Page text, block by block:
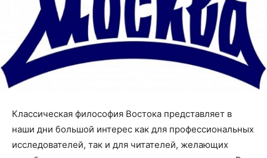
Классическая философия Востока представляет в
наши дни большой интерес как для профессиональных
исследователей, так и для читателей, желающих